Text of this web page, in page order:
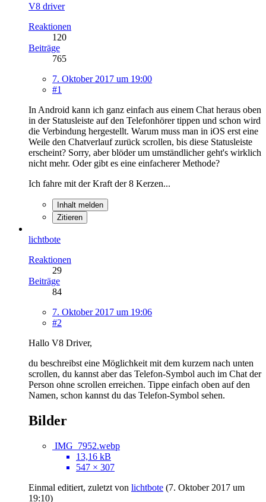
V8 driver
Reaktionen
120
Beiträge
765
7. Oktober 2017 um 19:00
#1
In Android kann ich ganz einfach aus einem Chat heraus oben
in der Statusleiste auf den Telefonhörer tippen und schon wird
die Verbindung hergestellt. Warum muss man in iOS erst eine
Weile den Chatverlauf zurück scrollen, bis diese Statusleiste
erscheint? Sorry, aber blöder um umständlicher geht's wirklich
nicht mehr. Oder gibt es eine einfacherer Methode?
Ich fahre mit der Kraft der 8 Kerzen...
Inhalt melden
Zitieren
lichtbote
Reaktionen
29
Beiträge
84
7. Oktober 2017 um 19:06
#2
Hallo V8 Driver,
du beschreibst eine Möglichkeit mit dem kurzem nach unten
scrollen, du kannst aber das Telefon-Symbol auch im Chat der
Person ohne scrollen erreichen. Tippe einfach oben auf den
Namen, schon kannst du das Telefon-Symbol sehen.
Bilder
IMG_7952.webp
13,16 kB
547 × 307
Einmal editiert, zuletzt von lichtbote (7. Oktober 2017 um
19:10)